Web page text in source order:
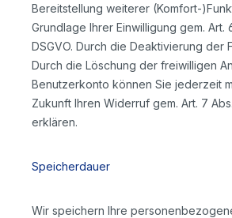
Bereitstellung weiterer (Komfort-
Grundlage Ihrer Einwilligung gem. Art.
DSGVO. Durch die Deaktivierung der
Durch die Löschung der freiwilligen
Benutzerkonto können Sie jederzeit
Zukunft Ihren Widerruf gem. Art. 7
erklären.
Speicherdauer
Wir speichern Ihre